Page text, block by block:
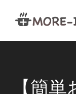
【簡